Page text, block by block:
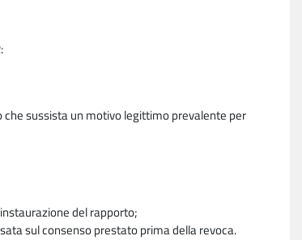
sussista un motivo legittimo prevalente per
del rapporto;
sul consenso prestato prima della revoca.